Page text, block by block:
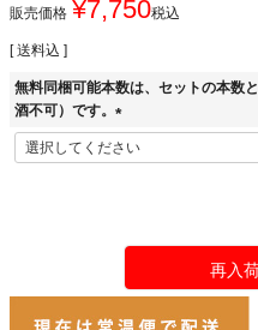
販売価格 ¥7,750税込
送料込
無料同梱可能本数は、セットの本数
酒不可）です。
(
必
再入